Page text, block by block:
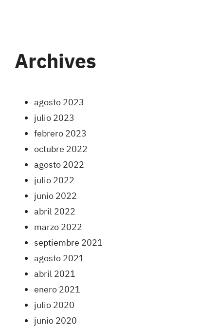
Archives
agosto 2023
julio 2023
febrero 2023
octubre 2022
agosto 2022
julio 2022
junio 2022
abril 2022
marzo 2022
septiembre 2021
agosto 2021
abril 2021
enero 2021
julio 2020
junio 2020